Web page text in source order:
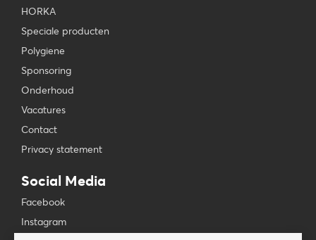
HORKA
Speciale producten
Polygiene
Sponsoring
Onderhoud
Vacatures
Contact
Privacy statement
Social Media
Facebook
Instagram